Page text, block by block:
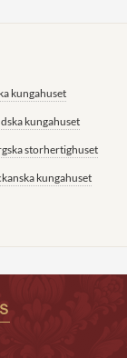
kungahuset
kungahuset
storhertighuset
kungahuset